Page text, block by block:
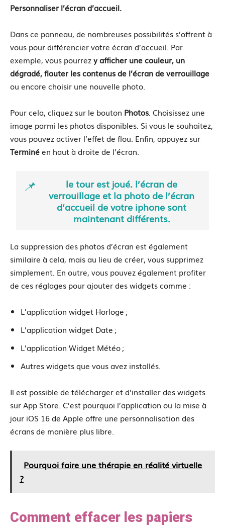
Personnaliser l’écran d’accueil.
Dans ce panneau, de nombreuses possibilités s’offrent à
vous pour différencier votre écran d’accueil. Par
exemple, vous pourrezy afficher une couleur, un
dégradé, flouter les contenus de l’écran de verrouillage
ou encore choisir une nouvelle photo.
Pour cela, cliquez sur le bouton Photos. Choisissez une
image parmi les photos disponibles. Si vous le souhaitez,
vous pouvez activer l’effet de flou. Enfin, appuyez sur
Terminéen haut à droite de l’écran.
le tour est joué. l’écran de
verrouillage et la photo de l’écran
d’accueil de votre iphone sont
maintenant différents.
La suppression des photos d’écran est également
similaire à cela, mais au lieu de créer, vous supprimez
simplement. En outre, vous pouvez également profiter
de ces réglages pour ajouter des widgets comme :
L’application widget Horloge ;
L’application widget Date ;
L’application Widget Météo ;
Autres widgets que vous avez installés.
Il est possible de télécharger et d’installer des widgets
sur App Store. C’est pourquoi l’application ou la mise à
jour iOS 16 de Apple offre une personnalisation des
écrans de manière plus libre.
Pourquoi faire une thérapie en réalité virtuelle
?
Comment effacer les papiers